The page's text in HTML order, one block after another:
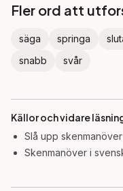
Fler ord att
säga springa
snabb
svår
Källor och vidare
Slå upp skenmanöver
Skenmanöver i